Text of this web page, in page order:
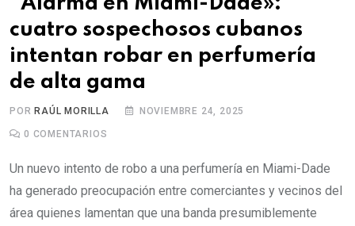
cuatro sospechosos cubanos
intentan robar en perfumería
de alta gama
PORRAÚL MORILLA NOVIEMBRE 24, 2025
0 COMENTARIOS
Un nuevo intento de robo a una perfumería en Miami-Dade
ha generado preocupación entre comerciantes y vecinos del
área quienes lamentan que una banda presumiblemente